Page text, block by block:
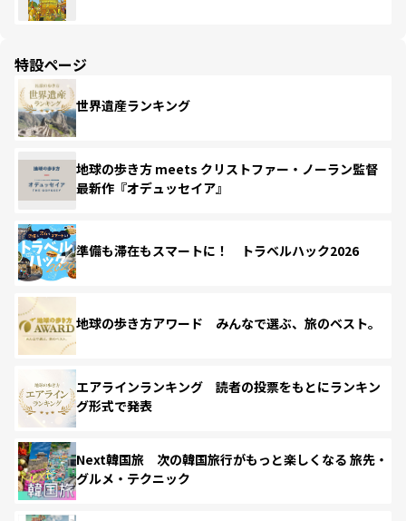
特設ページ
世界遺産ランキング
地球の歩き方 meets クリストファー・ノーラン監督
最新作『オデュッセイア』
準備も滞在もスマートに！ トラベルハック2026
地球の歩き方アワード みんなで選ぶ、旅のベスト。
エアラインランキング 読者の投票をもとにランキン
グ形式で発表
Next韓国旅 次の韓国旅行がもっと楽しくなる 旅先・
グルメ・テクニック